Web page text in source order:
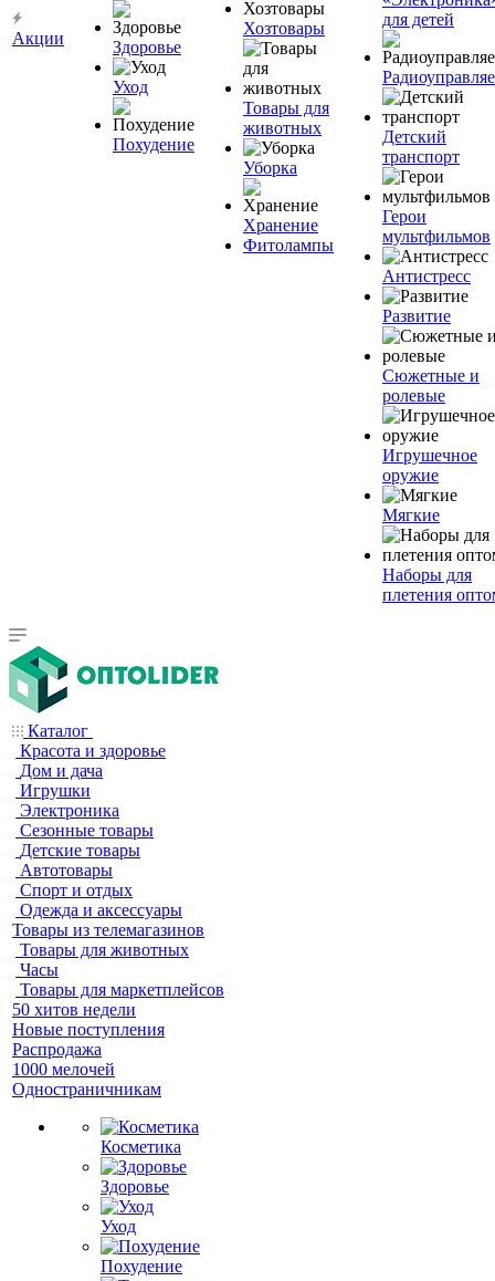
Акции Здоровье
Уход
Похудение
Хозтовары
Товары для
животных
Уборка
Хранение
Фитолампы
для детей
Детский
транспорт
Герои
мультфильмов
Антистресс
Развитие
Сюжетные и
ролевые
Игрушечное
оружие
Мягкие
Наборы для
плетения
Каталог
Красота и здоровье
Дом и дача
Игрушки
Электроника
Сезонные товары
Детские товары
Автотовары
Спорт и отдых
Одежда и аксессуары
Товары из телемагазинов
Товары для животных
Часы
Товары для маркетплейсов
50 хитов недели
Новые поступления
Распродажа
1000 мелочей
Одностраничникам
Косметика
Здоровье
Уход
Похудение